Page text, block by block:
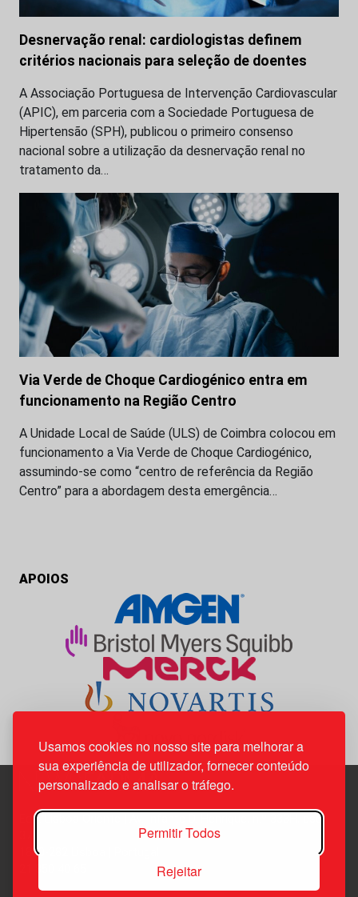
Usamos cookies no nosso site para melhorar a
sua experiência de utilizador, fornecer conteúdo
personalizado e analisar o tráfego.
Permitir Todos
Rejeitar
Desnervação renal: cardiologistas definem
critérios nacionais para seleção de doentes
A Associação Portuguesa de Intervenção Cardiovascular
(APIC), em parceria com a Sociedade Portuguesa de
Hipertensão (SPH), publicou o primeiro consenso
nacional sobre a utilização da desnervação renal no
tratamento da…
Via Verde de Choque Cardiogénico entra em
funcionamento na Região Centro
A Unidade Local de Saúde (ULS) de Coimbra colocou em
funcionamento a Via Verde de Choque Cardiogénico,
assumindo-se como “centro de referência da Região
Centro” para a abordagem desta emergência…
APOIOS
Edif. Lisboa Oriente | Av. Infante D. Henrique, n.º 333H, esc.
1800-282 Lisboa | Portugal